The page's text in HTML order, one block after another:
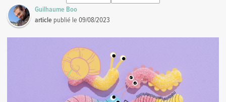
Guilhaume Boo
article publié le09/08/2023